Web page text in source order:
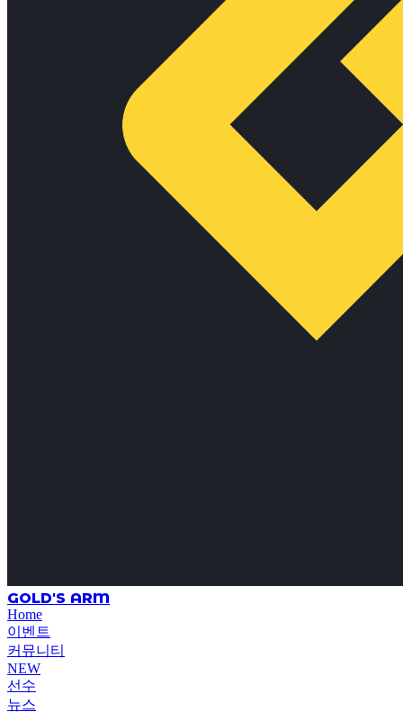
GOLD'S ARM
Home
이벤트
커뮤니티
NEW
선수
뉴스